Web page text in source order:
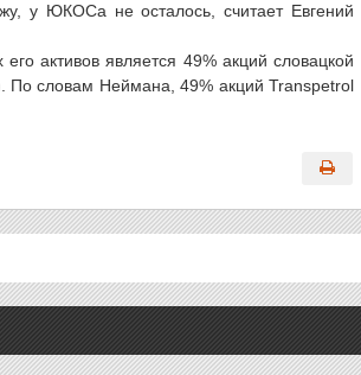
у ЮКОСа не осталось, считает Евгений
активов является 49% акций словацкой
По словам Неймана, 49% акций Transpetrol